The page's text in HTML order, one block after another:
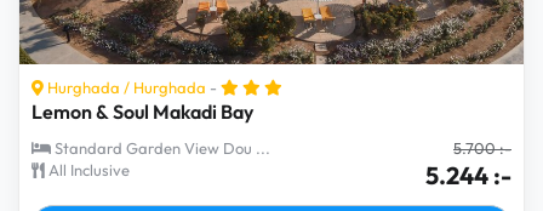
Hurghada / Hurghada -
Lemon & Soul Makadi Bay
Standard Garden View Dou ...
All Inclusive
5.700 :-
5.244 :-